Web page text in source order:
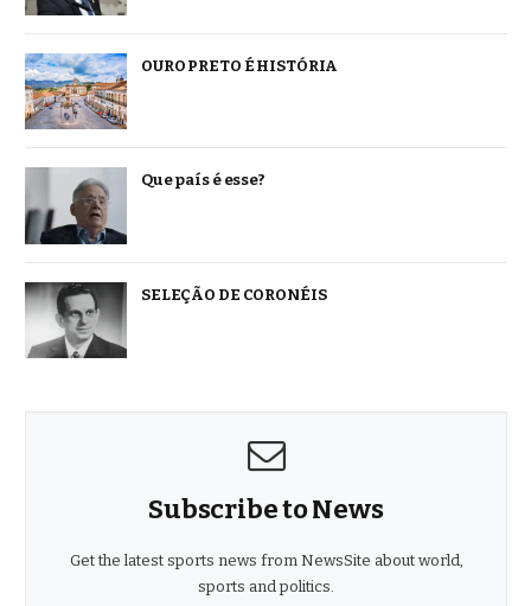
OURO PRETO É HISTÓRIA
Que país é esse?
SELEÇÃO DE CORONÉIS
Subscribe to News
Get the latest sports news from NewsSite about world,
sports and politics.